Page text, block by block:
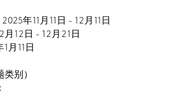
年11月11日 - 12月11日
月12日 - 12月21日
月11日
别）